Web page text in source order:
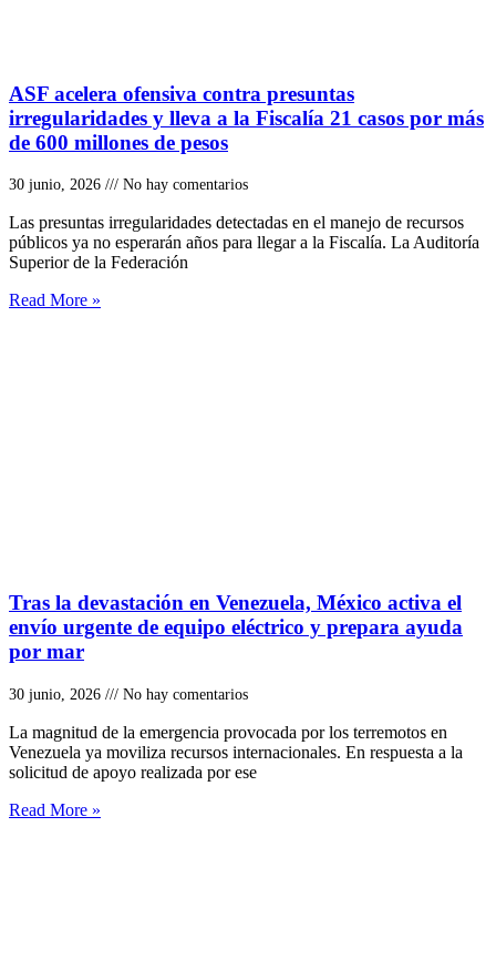
ASF acelera ofensiva contra presuntas
irregularidades y lleva a la Fiscalía 21 casos por más
de 600 millones de pesos
30 junio, 2026 No hay comentarios
Las presuntas irregularidades detectadas en el manejo de recursos
públicos ya no esperarán años para llegar a la Fiscalía. La Auditoría
Superior de la Federación
Read More »
Tras la devastación en Venezuela, México activa el
envío urgente de equipo eléctrico y prepara ayuda
por mar
30 junio, 2026 No hay comentarios
La magnitud de la emergencia provocada por los terremotos en
Venezuela ya moviliza recursos internacionales. En respuesta a la
solicitud de apoyo realizada por ese
Read More »